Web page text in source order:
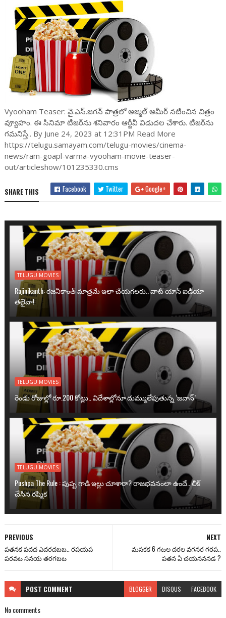
Vyooham Teaser: వై.ఎస్‌.జ‌గ‌న్ పాత్ర‌లో అజ్మ‌ల్ అమీర్ న‌టించిన చిత్రం
వ్యూహం. ఈ సినిమా టీజ‌ర్‌ను శ‌నివారం ఆర్జీవీ విడుద‌ల చేశారు. టీజ‌ర్‌ను
గ‌మ‌నిస్తే.. By June 24, 2023 at 12:31PM Read More
https://telugu.samayam.com/telugu-movies/cinema-
news/ram-goapl-varma-vyooham-movie-teaser-
out/articleshow/101235330.cms
SHARE THIS Facebook Twitter Google+
TELUGU MOVIES
Rajinikanth: రజనీకాంత్ మాత్రమే ఇలా చేయగలరు.. వాట్ యాన్ ఐడియా
తలైవా!
TELUGU MOVIES
రెండు రోజుల్లో రూ.200 కోట్లు.. విదేశాల్లోనూ దుమ్ములేపుతున్న ‘జవాన్’
TELUGU MOVIES
Pushpa The Rule : పుష్ప గాడి ఇల్లు చూశారా? రాజభవనంలా ఉందే.. లీక్
చేసిన రష్మిక
NEXT
మసకక 6 గటల దరల వగనర గరప..
పతన ఏ చయనననడ ?
PREVIOUS
పతనక పదద ఎదరదబబ.. రషయప
పరవట సనయ తరగబట
POST COMMENT BLOGGER DISQUS FACEBOOK
No comments